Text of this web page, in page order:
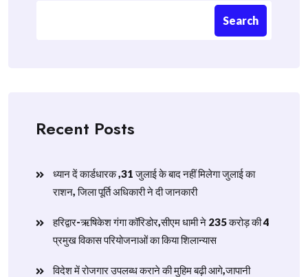
Search
Recent Posts
ध्यान दें कार्डधारक ,31 जुलाई के बाद नहीं मिलेगा जुलाई का
राशन, जिला पूर्ति अधिकारी ने दी जानकारी
हरिद्वार-ऋषिकेश गंगा कॉरिडोर,सीएम धामी ने 235 करोड़ की 4
प्रमुख विकास परियोजनाओं का किया शिलान्यास
विदेश में रोजगार उपलब्ध कराने की मुहिम बढ़ी आगे,जापानी